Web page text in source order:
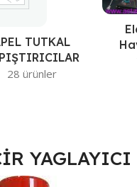
TUTKAL
28 ürünler
YAGLAYICI